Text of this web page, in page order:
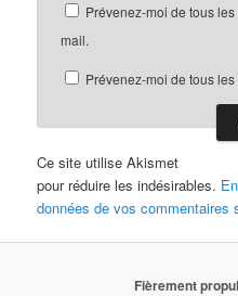
Prévenez-moi de tous
mail.
Prévenez-moi de tous
Ce site utilise Akismet
pour réduire les indésirables.
données de vos commentaires
Fièrement